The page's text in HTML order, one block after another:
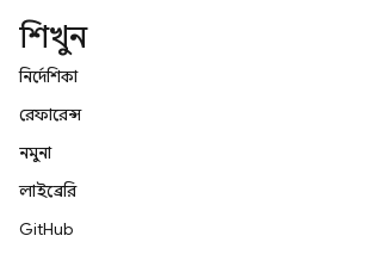
শিখুন
নির্দেশিকা
রেফারেন্স
নমুনা
লাইব্রেরি
GitHub